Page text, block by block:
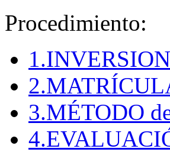
Procedimiento:
1.INVERSION
3.MÉTODO